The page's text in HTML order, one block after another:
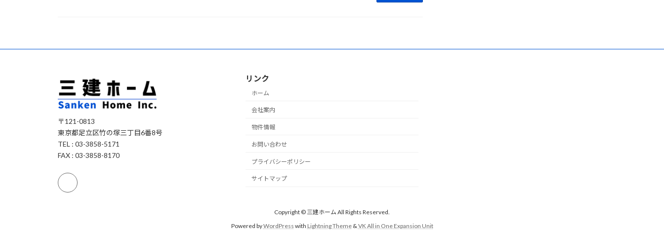
〒121-0813
東京都足立区竹の塚三丁目6番8号
TEL : 03-3858-5171
FAX : 03-3858-8170
リンク
ホーム
会社案内
物件情報
お問い合わせ
プライバシーポリシー
サイトマップ
Copyright © 三建ホーム All Rights Reserved.
Powered byWordPress with Lightning Theme& VK All in One Expansion Unit